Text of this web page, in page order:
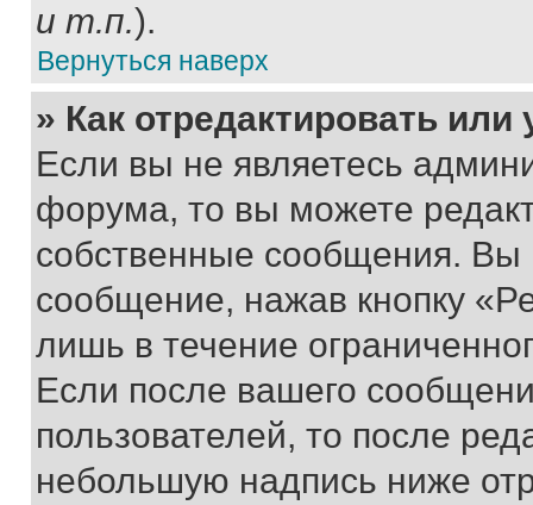
и т.п.).
Вернуться наверх
» Как отредактировать
Если вы не являетесь
форума, то вы можете
собственные сообщения. Вы
сообщение, нажав кнопку
лишь в течение
Если после вашего
пользователей, то после
небольшую надпись ниже